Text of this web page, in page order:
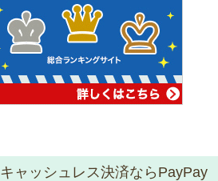
キャッシュレス決済ならPayPay